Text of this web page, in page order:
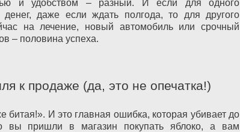
и удобством – разный. И если для одного
даже если ждать полгода, то для другого
на лечение, новый автомобиль или срочный
– половина успеха.
к продаже (да, это не опечатка!)
И это главная ошибка, которая убивает до
вы пришли в магазин покупать яблоко, а вам